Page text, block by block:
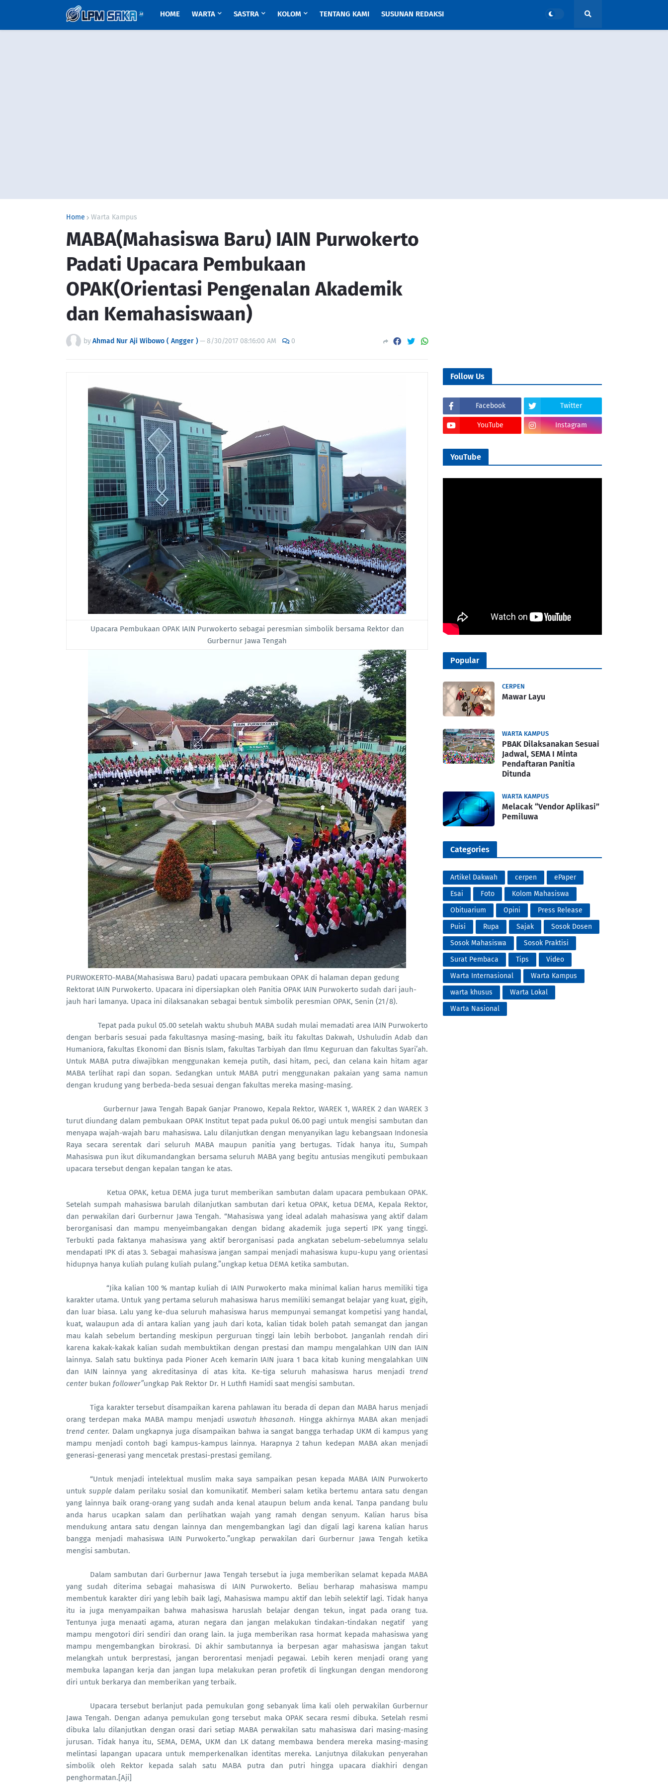
HOME WARTA SASTRA KOLOM TENTANG KAMI SUSUNAN REDAKSI
Home Warta Kampus
MABA(Mahasiswa Baru) IAIN Purwokerto
Padati Upacara Pembukaan
OPAK(Orientasi Pengenalan Akademik
dan Kemahasiswaan)
byAhmad Nur Aji Wibowo ( Angger )—8/30/2017 08:16:00 AM 0
Upacara Pembukaan OPAK IAIN Purwokerto sebagai peresmian simbolik bersama Rektor dan
Gurbernur Jawa Tengah
PURWOKERTO-MABA(Mahasiswa Baru) padati upacara pembukaan OPAK di halaman depan gedung
Rektorat IAIN Purwokerto. Upacara ini dipersiapkan oleh Panitia OPAK IAIN Purwokerto sudah dari jauh-
jauh hari lamanya. Upaca ini dilaksanakan sebagai bentuk simbolik peresmian OPAK, Senin (21/8).
Tepat pada pukul 05.00 setelah waktu shubuh MABA sudah mulai memadati area IAIN Purwokerto
dengan berbaris sesuai pada fakultasnya masing-masing, baik itu fakultas Dakwah, Ushuludin Adab dan
Humaniora, fakultas Ekonomi dan Bisnis Islam, fakultas Tarbiyah dan Ilmu Keguruan dan fakultas Syari’ah.
Untuk MABA putra diwajibkan menggunakan kemeja putih, dasi hitam, peci, dan celana kain hitam agar
MABA terlihat rapi dan sopan. Sedangkan untuk MABA putri menggunakan pakaian yang sama namun
dengan krudung yang berbeda-beda sesuai dengan fakultas mereka masing-masing.
Gurbernur Jawa Tengah Bapak Ganjar Pranowo, Kepala Rektor, WAREK 1, WAREK 2 dan WAREK 3
turut diundang dalam pembukaan OPAK Institut tepat pada pukul 06.00 pagi untuk mengisi sambutan dan
menyapa wajah-wajah baru mahasiswa. Lalu dilanjutkan dengan menyanyikan lagu kebangsaan Indonesia
Raya secara serentak dari seluruh MABA maupun panitia yang bertugas. Tidak hanya itu, Sumpah
Mahasiswa pun ikut dikumandangkan bersama seluruh MABA yang begitu antusias mengikuti pembukaan
upacara tersebut dengan kepalan tangan ke atas.
Ketua OPAK, ketua DEMA juga turut memberikan sambutan dalam upacara pembukaan OPAK.
Setelah sumpah mahasiswa barulah dilanjutkan sambutan dari ketua OPAK, ketua DEMA, Kepala Rektor,
dan perwakilan dari Gurbernur Jawa Tengah. “Mahasiswa yang ideal adalah mahasiswa yang aktif dalam
berorganisasi dan mampu menyeimbangakan dengan bidang akademik juga seperti IPK yang tinggi.
Terbukti pada faktanya mahasiswa yang aktif berorganisasi pada angkatan sebelum-sebelumnya selalu
mendapati IPK di atas 3. Sebagai mahasiswa jangan sampai menjadi mahasiswa kupu-kupu yang orientasi
hidupnya hanya kuliah pulang kuliah pulang.”ungkap ketua DEMA ketika sambutan.
“Jika kalian 100 % mantap kuliah di IAIN Purwokerto maka minimal kalian harus memiliki tiga
karakter utama. Untuk yang pertama seluruh mahasiswa harus memiliki semangat belajar yang kuat, gigih,
dan luar biasa. Lalu yang ke-dua seluruh mahasiswa harus mempunyai semangat kompetisi yang handal,
kuat, walaupun ada di antara kalian yang jauh dari kota, kalian tidak boleh patah semangat dan jangan
mau kalah sebelum bertanding meskipun perguruan tinggi lain lebih berbobot. Janganlah rendah diri
karena kakak-kakak kalian sudah membuktikan dengan prestasi dan mampu mengalahkan UIN dan IAIN
lainnya. Salah satu buktinya pada Pioner Aceh kemarin IAIN juara 1 baca kitab kuning mengalahkan UIN
dan IAIN lainnya yang akreditasinya di atas kita. Ke-tiga seluruh mahasiswa harus menjadi trend
center bukan follower”ungkap Pak Rektor Dr. H Luthfi Hamidi saat mengisi sambutan.
Tiga karakter tersebut disampaikan karena pahlawan itu berada di depan dan MABA harus menjadi
orang terdepan maka MABA mampu menjadi uswatuh khasanah. Hingga akhirnya MABA akan menjadi
trend center. Dalam ungkapnya juga disampaikan bahwa ia sangat bangga terhadap UKM di kampus yang
mampu menjadi contoh bagi kampus-kampus lainnya. Harapnya 2 tahun kedepan MABA akan menjadi
generasi-generasi yang mencetak prestasi-prestasi gemilang.
“Untuk menjadi intelektual muslim maka saya sampaikan pesan kepada MABA IAIN Purwokerto
untuk suppledalam perilaku sosial dan komunikatif. Memberi salam ketika bertemu antara satu dengan
yang lainnya baik orang-orang yang sudah anda kenal ataupun belum anda kenal. Tanpa pandang bulu
anda harus ucapkan salam dan perlihatkan wajah yang ramah dengan senyum. Kalian harus bisa
mendukung antara satu dengan lainnya dan mengembangkan lagi dan digali lagi karena kalian harus
bangga menjadi mahasiswa IAIN Purwokerto.”ungkap perwakilan dari Gurbernur Jawa Tengah ketika
mengisi sambutan.
Dalam sambutan dari Gurbernur Jawa Tengah tersebut ia juga memberikan selamat kepada MABA
yang sudah diterima sebagai mahasiswa di IAIN Purwokerto. Beliau berharap mahasiswa mampu
membentuk karakter diri yang lebih baik lagi, Mahasiswa mampu aktif dan lebih selektif lagi. Tidak hanya
itu ia juga menyampaikan bahwa mahasiswa haruslah belajar dengan tekun, ingat pada orang tua.
Tentunya juga menaati agama, aturan negara dan jangan melakukan tindakan-tindakan negatif yang
mampu mengotori diri sendiri dan orang lain. Ia juga memberikan rasa hormat kepada mahasiswa yang
mampu mengembangkan birokrasi. Di akhir sambutannya ia berpesan agar mahasiswa jangan takut
melangkah untuk berprestasi, jangan berorentasi menjadi pegawai. Lebih keren menjadi orang yang
membuka lapangan kerja dan jangan lupa melakukan peran profetik di lingkungan dengan mendorong
diri untuk berkarya dan memberikan yang terbaik.
Upacara tersebut berlanjut pada pemukulan gong sebanyak lima kali oleh perwakilan Gurbernur
Jawa Tengah. Dengan adanya pemukulan gong tersebut maka OPAK secara resmi dibuka. Setelah resmi
dibuka lalu dilanjutkan dengan orasi dari setiap MABA perwakilan satu mahasiswa dari masing-masing
jurusan. Tidak hanya itu, SEMA, DEMA, UKM dan LK datang membawa bendera mereka masing-masing
melintasi lapangan upacara untuk memperkenalkan identitas mereka. Lanjutnya dilakukan penyerahan
simbolik oleh Rektor kepada salah satu MABA putra dan putri hingga upacara diakhiri dengan
penghormatan.[Aji]
Follow Us
Facebook Twitter
YouTube Instagram
YouTube
Popular
CERPEN
Mawar Layu
WARTA KAMPUS
PBAK Dilaksanakan Sesuai
Jadwal, SEMA I Minta
Pendaftaran Panitia
Ditunda
WARTA KAMPUS
Melacak “Vendor Aplikasi”
Pemiluwa
Categories
Artikel Dakwah cerpen
ePaper
Esai
Foto
Kolom Mahasiswa
Obituarium
Opini
Press Release
Puisi
Rupa Sajak
Sosok Dosen
Sosok Mahasiswa
Sosok Praktisi
Surat Pembaca
Tips
Video
Warta Internasional
Warta Kampus
warta khusus
Warta Lokal
Warta Nasional